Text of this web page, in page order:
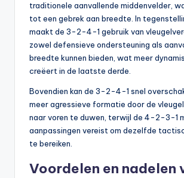
traditionele aanvallende middenvelder,
tot een gebrek aan breedte. In
maakt de 3-2-4-1 gebruik van
zowel defensieve ondersteuning als
breedte kunnen bieden, wat meer
creëert in de laatste derde.
Bovendien kan de 3-2-4-1 snel
meer agressieve formatie door de
naar voren te duwen, terwijl de 4-2-3-1
aanpassingen vereist om dezelfde
te bereiken.
Voordelen en nadelen